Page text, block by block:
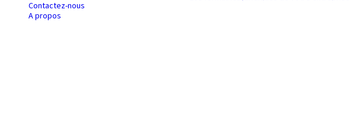
Contactez-nous
A propos